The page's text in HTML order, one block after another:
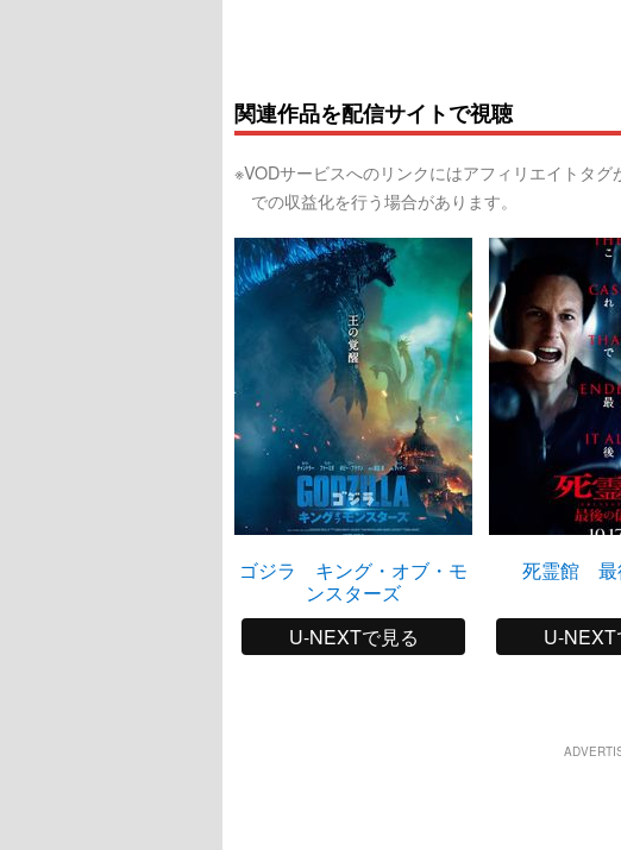
関連作品を配信サイトで視聴
※VODサービスへのリンクにはアフィリエイトタ
での収益化を行う場合があります。
ゴジラ キング・オブ・モ
ンスターズ
U-NEXTで見る
死霊館 最
U-NEXT